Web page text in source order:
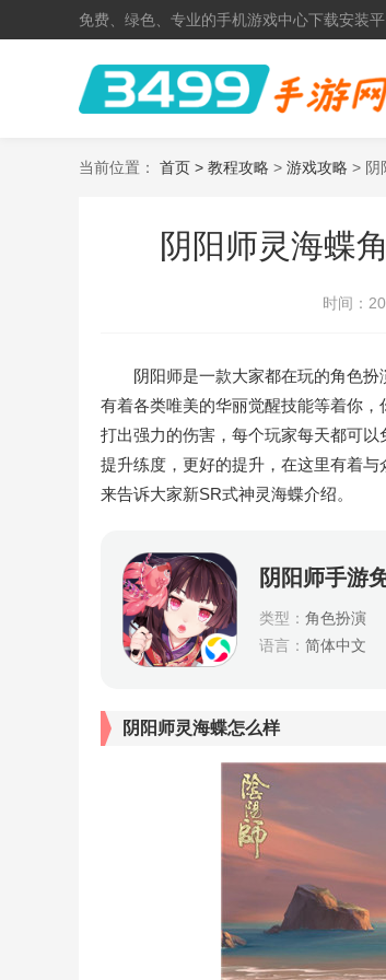
免费、绿色、专业的手机游戏中心下载安装
当前位置： 首页 > 教程攻略 > 游戏攻略 > 阴
阴阳师灵海蝶
时间：
阴阳师是一款大家都在玩的角色扮
有着各类唯美的华丽觉醒技能等着你
打出强力的伤害，每个玩家每天都可
提升练度，更好的提升，在这里有着
来告诉大家新SR式神灵海蝶介绍。
阴阳师手游
类型： 角色扮演
语言： 简体中文
阴阳师灵海蝶怎么样